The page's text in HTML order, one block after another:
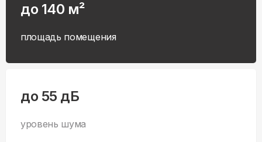
до 140 м²
площадь помещения
до 55 дБ
уровень шума